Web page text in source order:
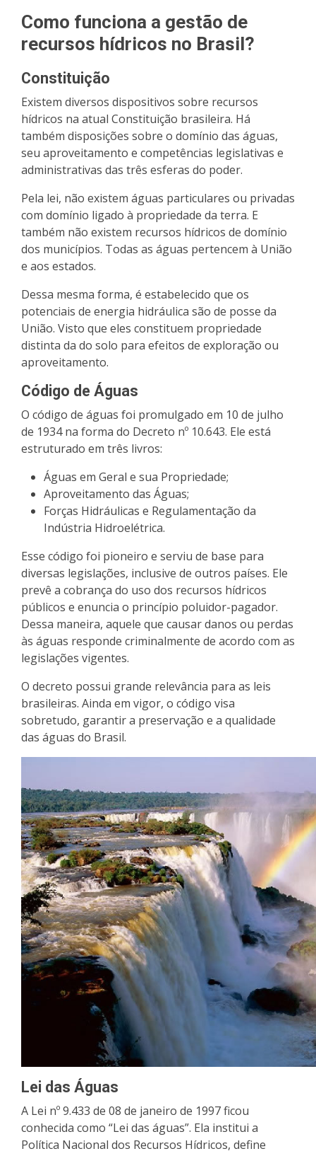
Como funciona a gestão de
recursos hídricos no Brasil?
Constituição
Existem diversos dispositivos sobre recursos
hídricos na atual Constituição brasileira. Há
também disposições sobre o domínio das águas,
seu aproveitamento e competências legislativas e
administrativas das três esferas do poder.
Pela lei, não existem águas particulares ou privadas
com domínio ligado à propriedade da terra. E
também não existem recursos hídricos de domínio
dos municípios. Todas as águas pertencem à União
e aos estados.
Dessa mesma forma, é estabelecido que os
potenciais de energia hidráulica são de posse da
União. Visto que eles constituem propriedade
distinta da do solo para efeitos de exploração ou
aproveitamento.
Código de Águas
O código de águas foi promulgado em 10 de julho
de 1934 na forma do Decreto nº 10.643. Ele está
estruturado em três livros:
Águas em Geral e sua Propriedade;
Aproveitamento das Águas;
Forças Hidráulicas e Regulamentação da
Indústria Hidroelétrica.
Esse código foi pioneiro e serviu de base para
diversas legislações, inclusive de outros países. Ele
prevê a cobrança do uso dos recursos hídricos
públicos e enuncia o princípio poluidor-pagador.
Dessa maneira, aquele que causar danos ou perdas
às águas responde criminalmente de acordo com as
legislações vigentes.
O decreto possui grande relevância para as leis
brasileiras. Ainda em vigor, o código visa
sobretudo, garantir a preservação e a qualidade
das águas do Brasil.
Lei das Águas
A Lei nº 9.433 de 08 de janeiro de 1997 ficou
conhecida como “Lei das águas”. Ela institui a
Política Nacional dos Recursos Hídricos, define